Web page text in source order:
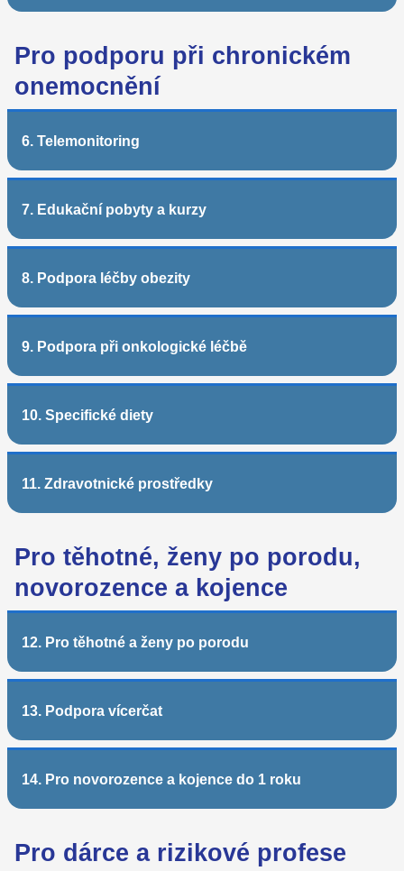
Pro podporu při chronickém
onemocnění
6. Telemonitoring
7. Edukační pobyty a kurzy
8. Podpora léčby obezity
9. Podpora při onkologické léčbě
10. Specifické diety
11. Zdravotnické prostředky
Pro těhotné, ženy po porodu,
novorozence a kojence
12. Pro těhotné a ženy po porodu
13. Podpora vícerčat
14. Pro novorozence a kojence do 1 roku
Pro dárce a rizikové profese